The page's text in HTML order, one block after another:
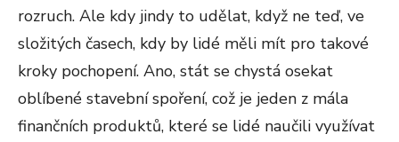
rozruch. Ale kdy jindy to udělat, když ne teď, ve
složitých časech, kdy by lidé měli mít pro takové
kroky pochopení. Ano, stát se chystá osekat
oblíbené stavební spoření, což je jeden z mála
finančních produktů, které se lidé naučili využívat